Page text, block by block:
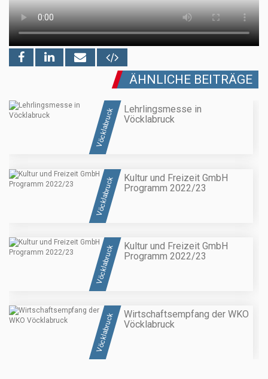
ÄHNLICHE BEITRÄGE
Vöcklabruck
Lehrlingsmesse in
Vöcklabruck
Vöcklabruck
Kultur und Freizeit GmbH
Programm 2022/23
Vöcklabruck
Kultur und Freizeit GmbH
Programm 2022/23
Vöcklabruck
Wirtschaftsempfang der WKO
Vöcklabruck